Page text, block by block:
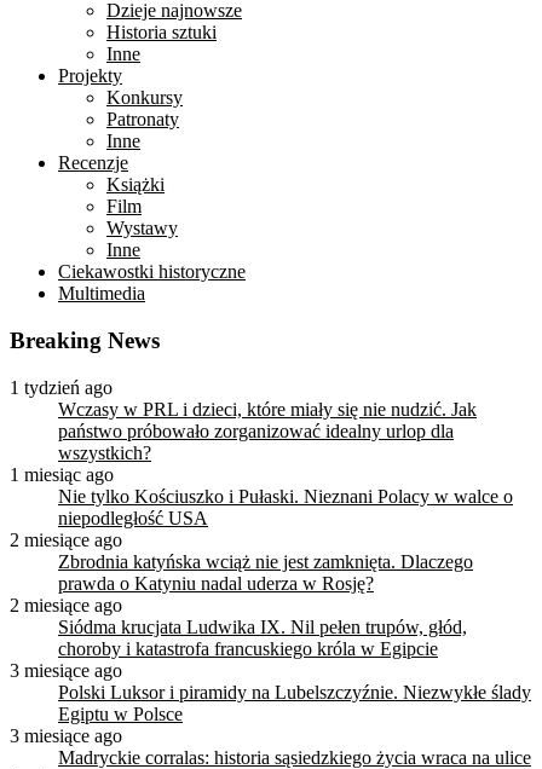
Dzieje najnowsze
Historia sztuki
Inne
Projekty
Konkursy
Patronaty
Inne
Recenzje
Książki
Film
Wystawy
Inne
Ciekawostki historyczne
Multimedia
Breaking News
1 tydzień ago
Wczasy w PRL i dzieci, które miały się nie nudzić. Jak
państwo próbowało zorganizować idealny urlop dla
wszystkich?
1 miesiąc ago
Nie tylko Kościuszko i Pułaski. Nieznani Polacy w walce o
niepodległość USA
2 miesiące ago
Zbrodnia katyńska wciąż nie jest zamknięta. Dlaczego
prawda o Katyniu nadal uderza w Rosję?
2 miesiące ago
Siódma krucjata Ludwika IX. Nil pełen trupów, głód,
choroby i katastrofa francuskiego króla w Egipcie
3 miesiące ago
Polski Luksor i piramidy na Lubelszczyźnie. Niezwykłe ślady
Egiptu w Polsce
3 miesiące ago
Madryckie corralas: historia sąsiedzkiego życia wraca na ulice